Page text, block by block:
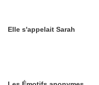
Elle s'appelait Sarah